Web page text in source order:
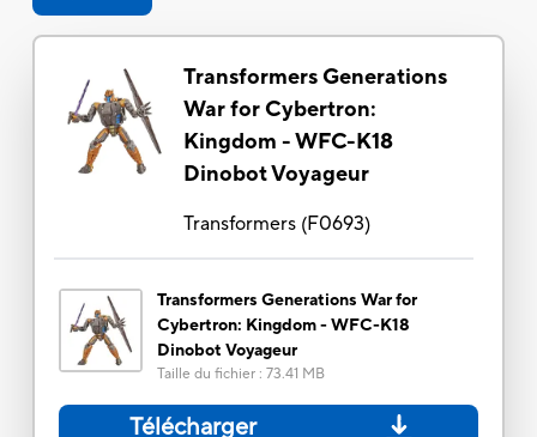
Transformers Generations
War for Cybertron:
Kingdom - WFC-K18
Dinobot Voyageur
Transformers(F0693)
Transformers Generations War for
Cybertron: Kingdom - WFC-K18
Dinobot Voyageur
Taille du fichier: 73.41 MB
Télécharger